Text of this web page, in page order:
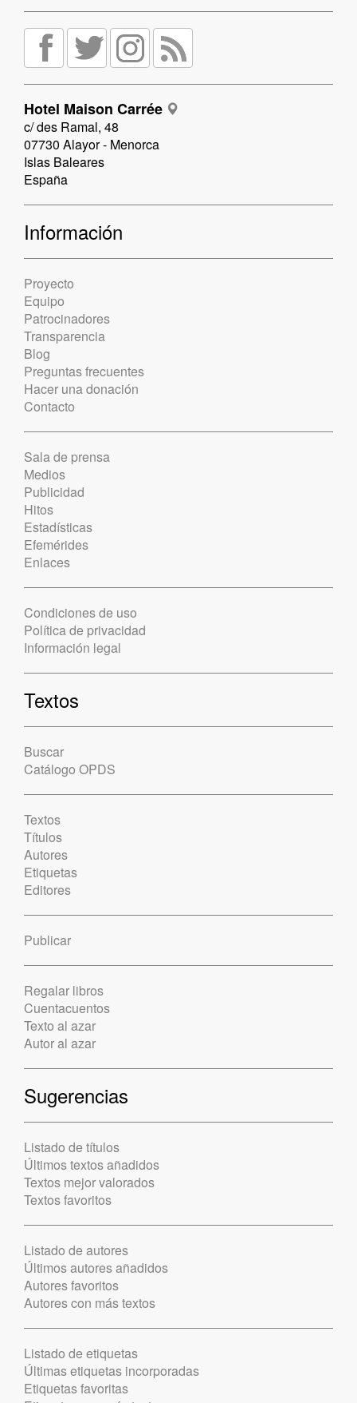
Hotel Maison Carrée
c/ des Ramal, 48
07730 Alayor - Menorca
Islas Baleares
España
Información
Proyecto
Equipo
Patrocinadores
Transparencia
Blog
Preguntas frecuentes
Hacer una donación
Contacto
Sala de prensa
Medios
Publicidad
Hitos
Estadísticas
Efemérides
Enlaces
Condiciones de uso
Política de privacidad
Información legal
Textos
Buscar
Catálogo OPDS
Textos
Títulos
Autores
Etiquetas
Editores
Publicar
Regalar libros
Cuentacuentos
Texto al azar
Autor al azar
Sugerencias
Listado de títulos
Últimos textos añadidos
Textos mejor valorados
Textos favoritos
Listado de autores
Últimos autores añadidos
Autores favoritos
Autores con más textos
Listado de etiquetas
Últimas etiquetas incorporadas
Etiquetas favoritas